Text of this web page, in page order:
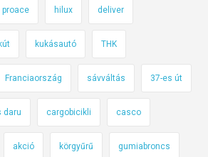
proace hilux deliver
kukásautó THK
Franciaország sávváltás 37-es út
daru cargobicikli casco
akció körgyűrű gumiabroncs